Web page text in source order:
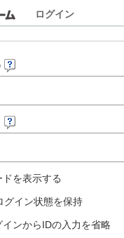
ログイン
を表示する
グイン状態を保持
インからIDの入力を省略